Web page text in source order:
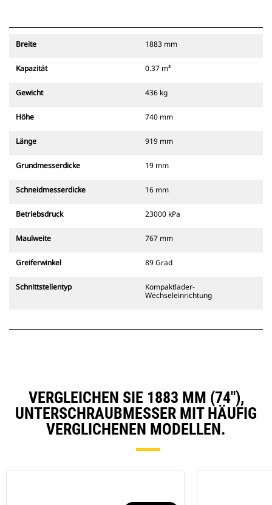
Breite 1883 mm
Kapazität 0.37 m³
Gewicht 436 kg
Höhe 740 mm
Länge 919 mm
Grundmesserdicke 19 mm
Schneidmesserdicke 16 mm
Betriebsdruck 23000 kPa
Maulweite 767 mm
Greiferwinkel 89 Grad
Schnittstellentyp
Kompaktlader-
Wechseleinrichtung
VERGLEICHEN SIE 1883 MM (74"),
UNTERSCHRAUBMESSER MIT HÄUFIG
VERGLICHENEN MODELLEN.